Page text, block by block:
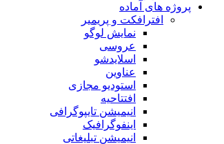
پروژه های آماده
افترافکت و پریمیر
نمایش لوگو
عروسی
اسلایدشو
عناوین
استودیو مجازی
افتتاحیه
انیمیشن تایپوگرافی
اینفوگرافیک
انیمیشن تبلیغاتی